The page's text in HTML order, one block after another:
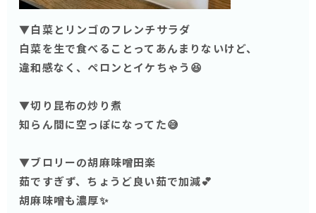
▼白菜とリンゴのフレンチサラダ
白菜を生で食べることってあんまりないけど、
違和感なく、ペロンとイケちゃう😆
▼切り昆布の炒り煮
知らん間に空っぽになってた😅
▼ブロリーの胡麻味噌田楽
茹ですぎず、ちょうど良い茹で加減💕
胡麻味噌も濃厚✨